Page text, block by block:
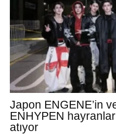
Japon ENGENE’in
ENHYPEN
atıyor